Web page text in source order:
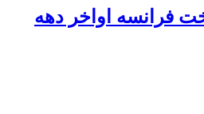
فرانسه اواخر دهه